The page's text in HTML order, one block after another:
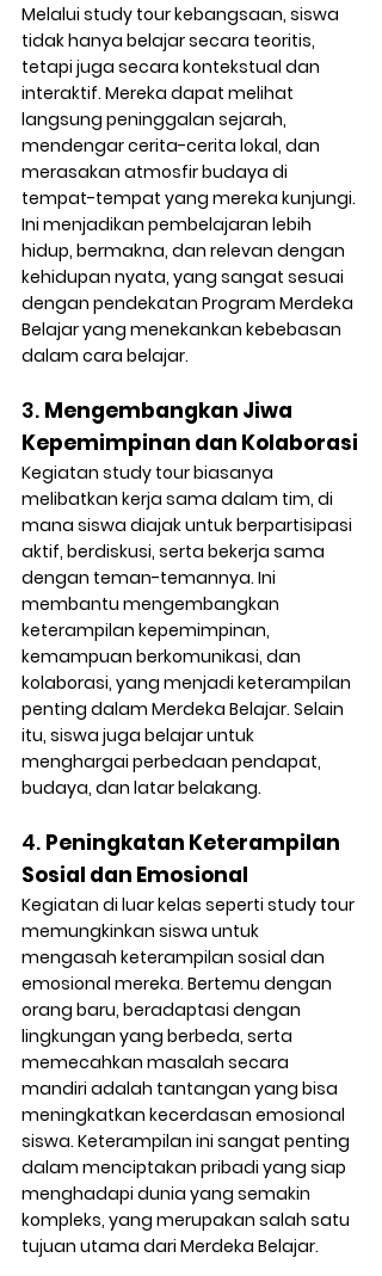
Melalui study tour kebangsaan, siswa
tidak hanya belajar secara teoritis,
tetapi juga secara kontekstual dan
interaktif. Mereka dapat melihat
langsung peninggalan sejarah,
mendengar cerita-cerita lokal, dan
merasakan atmosfir budaya di
tempat-tempat yang mereka kunjungi.
Ini menjadikan pembelajaran lebih
hidup, bermakna, dan relevan dengan
kehidupan nyata, yang sangat sesuai
dengan pendekatan Program Merdeka
Belajar yang menekankan kebebasan
dalam cara belajar.
3. Mengembangkan Jiwa
Kepemimpinan dan Kolaborasi
Kegiatan study tour biasanya
melibatkan kerja sama dalam tim, di
mana siswa diajak untuk berpartisipasi
aktif, berdiskusi, serta bekerja sama
dengan teman-temannya. Ini
membantu mengembangkan
keterampilan kepemimpinan,
kemampuan berkomunikasi, dan
kolaborasi, yang menjadi keterampilan
penting dalam Merdeka Belajar. Selain
itu, siswa juga belajar untuk
menghargai perbedaan pendapat,
budaya, dan latar belakang.
4. Peningkatan Keterampilan
Sosial dan Emosional
Kegiatan di luar kelas seperti study tour
memungkinkan siswa untuk
mengasah keterampilan sosial dan
emosional mereka. Bertemu dengan
orang baru, beradaptasi dengan
lingkungan yang berbeda, serta
memecahkan masalah secara
mandiri adalah tantangan yang bisa
meningkatkan kecerdasan emosional
siswa. Keterampilan ini sangat penting
dalam menciptakan pribadi yang siap
menghadapi dunia yang semakin
kompleks, yang merupakan salah satu
tujuan utama dari Merdeka Belajar.